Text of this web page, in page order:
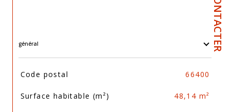
général
TRAD_SIROCCO_Caracteristique
Code postal 66400
Surface habitable (m²) 48,14 m²